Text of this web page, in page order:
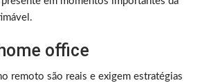
office
remoto são reais e exigem estratégias